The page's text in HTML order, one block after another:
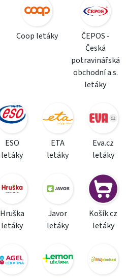
Coop letáky
ČEPOS -
Česká
potravinářská
obchodní a.s.
letáky
ESO
letáky
ETA
letáky
Eva.cz
letáky
Hruška
letáky
Javor
letáky
Košík.cz
letáky